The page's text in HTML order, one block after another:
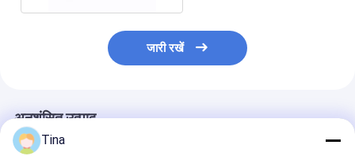
जारी रखें
अनुशंसित उत्पाद
Tina